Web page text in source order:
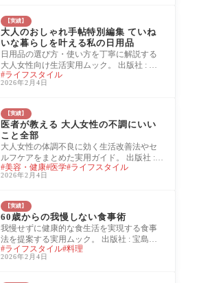
【実績】
大人のおしゃれ手帖特別編集 ていね
いな暮らしを叶える私の日用品
日用品の選び方・使い方を丁寧に解説する
大人女性向け生活実用ムック。 出版社 : 宝
島社 発売日 : 2025/11/27 本の長さ : 96ページ
ライフスタイル
2026年2月4日
【実績】
医者が教える 大人女性の不調にいい
こと全部
大人女性の体調不良に効く生活改善法やセ
ルフケアをまとめた実用ガイド。 出版社 :
宝島社 監修：対馬ルリ子 発売日 : 2025/10/22
本の
美容・健康 医学 ライフスタイル
2026年2月4日
【実績】
60歳からの我慢しない食事術
我慢せずに健康的な食生活を実現する食事
法を提案する実用ムック。 出版社 : 宝島社
監修：吉村芳弘 発売日 : 2025/09/24 本の長さ
: 80
ライフスタイル 料理
2026年2月4日